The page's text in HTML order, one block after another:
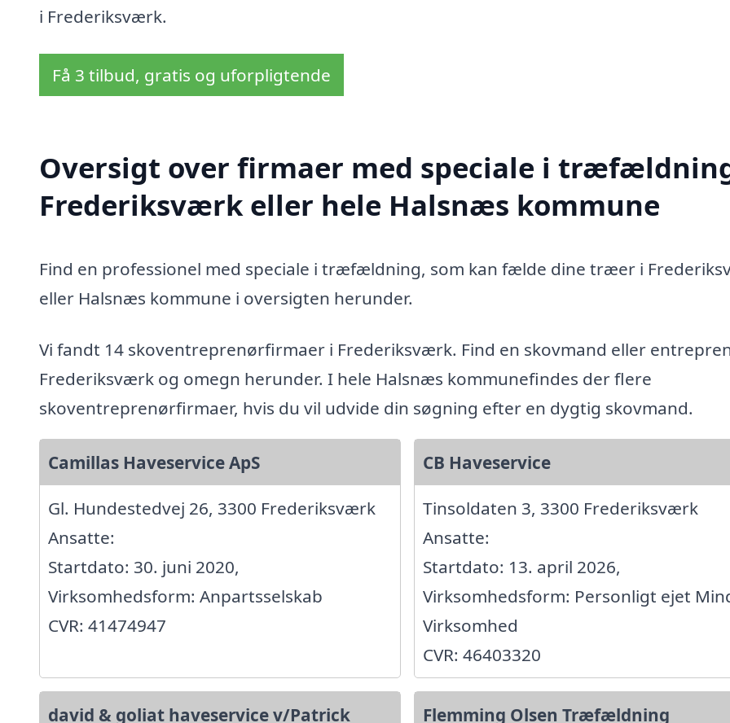
i Frederiksværk.
Få 3 tilbud, gratis og uforpligtende
Oversigt over firmaer med speciale i
Frederiksværk eller hele Halsnæs kommune
Find en professionel med speciale i træfældning, som kan fælde dine træer i
eller Halsnæs kommune i oversigten herunder.
Vi fandt 14 skoventreprenørfirmaer i Frederiksværk. Find en skovmand eller
Frederiksværk og omegn herunder. I hele Halsnæs kommunefindes der flere
skoventreprenørfirmaer, hvis du vil udvide din søgning efter en dygtig skovmand.
Camillas Haveservice ApS
Gl. Hundestedvej 26, 3300 Frederiksværk
Ansatte:
Startdato: 30. juni 2020,
Virksomhedsform: Anpartsselskab
CVR: 41474947
CB Haveservice
Tinsoldaten 3, 3300 Frederiksværk
Ansatte:
Startdato: 13. april 2026,
Virksomhedsform: Personligt ejet
Virksomhed
CVR: 46403320
david & goliat haveservice v/Patrick Flemming Olsen Træfældning